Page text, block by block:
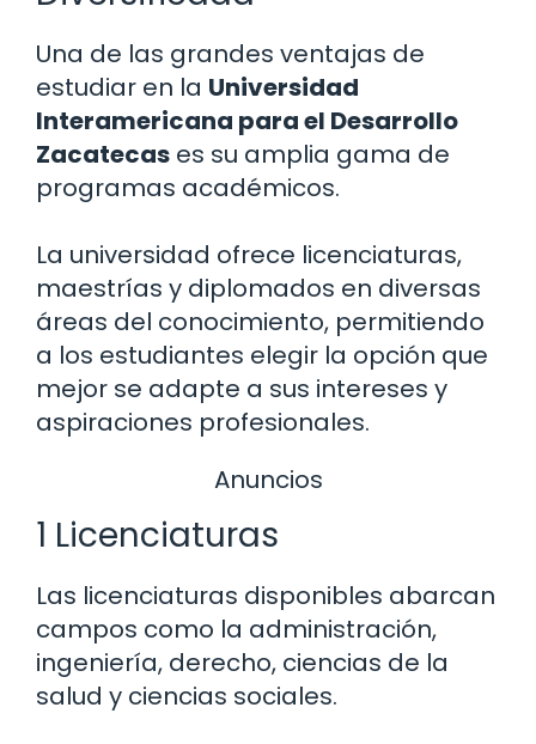
Una de las grandes ventajas de
estudiar en la Universidad
Interamericana para el Desarrollo
Zacatecas es su amplia gama de
programas académicos.
La universidad ofrece licenciaturas,
maestrías y diplomados en diversas
áreas del conocimiento, permitiendo
a los estudiantes elegir la opción que
mejor se adapte a sus intereses y
aspiraciones profesionales.
Anuncios
1 Licenciaturas
Las licenciaturas disponibles abarcan
campos como la administración,
ingeniería, derecho, ciencias de la
salud y ciencias sociales.